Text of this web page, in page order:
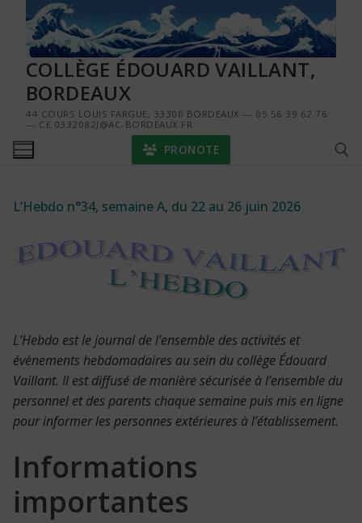
contenu
COLLÈGE ÉDOUARD VAILLANT,
BORDEAUX
44 COURS LOUIS FARGUE, 33300 BORDEAUX — 05 56 39 62 76
— CE.0332082J@AC-BORDEAUX.FR
PRONOTE
L’Hebdo n°34, semaine A, du 22 au 26 juin 2026
L’Hebdo est le journal de l’ensemble des activités et
évènements hebdomadaires au sein du collège Édouard
Vaillant. Il est diffusé de manière sécurisée à l’ensemble du
personnel et des parents chaque semaine puis mis en ligne
pour informer les personnes extérieures à l’établissement.
Informations
importantes